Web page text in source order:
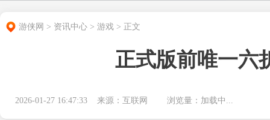
游侠网 > 资讯中心 > 游戏 > 正文
正式版前唯一六
2026-01-27 16:47:33 来源：互联网 浏览量： 加载中...